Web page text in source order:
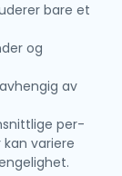
bare et
og
av
per-
variere